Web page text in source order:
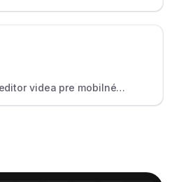
pre sociálne médiá.
videa pre mobilné
je obľúbený pre svoje